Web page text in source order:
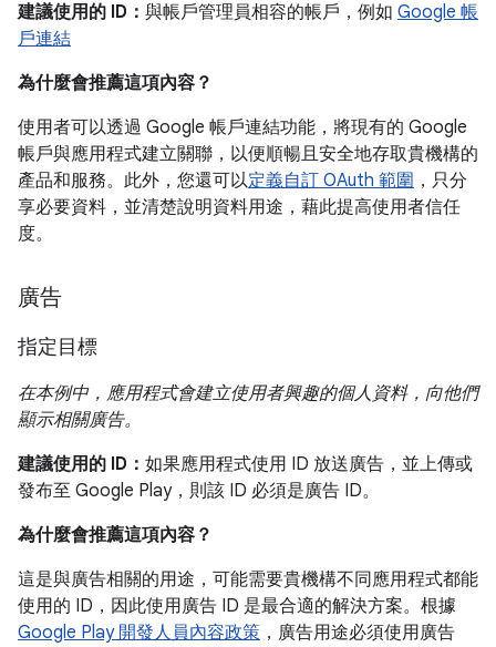
建議使用的 ID： 與帳戶管理員相容的帳戶，例如 Google 帳
戶連結
為什麼會推薦這項內容？
使用者可以透過 Google 帳戶連結功能，將現有的 Google
帳戶與應用程式建立關聯，以便順暢且安全地存取貴機構的
產品和服務。此外，您還可以定義自訂 OAuth 範圍 ，只分
享必要資料，並清楚說明資料用途，藉此提高使用者信任
度。
廣告
指定目標
在本例中，應用程式會建立使用者興趣的個人資料，向他們
顯示相關廣告。
建議使用的 ID： 如果應用程式使用 ID 放送廣告，並上傳或
發布至 Google Play，則該 ID 必須是廣告 ID。
為什麼會推薦這項內容？
這是與廣告相關的用途，可能需要貴機構不同應用程式都能
使用的 ID，因此使用廣告 ID 是最合適的解決方案。根據
Google Play 開發人員內容政策 ，廣告用途必須使用廣告